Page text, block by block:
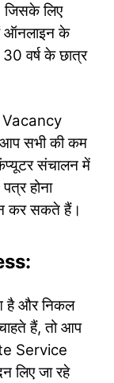
जिसके लिए
ऑनलाइन के
30 वर्ष के छात्र
Vacancy
सभी की कम
संचालन में
पत्र होना
कर सकते हैं।
है और निकल
हैं, तो आप
Service
लिए जा रहे